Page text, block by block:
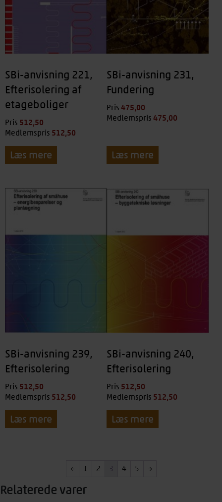
SBi-anvisning 221,
Efterisolering af
etageboliger
Pris 512,50
Medlemspris 512,50
Læs mere
SBi-anvisning 231,
Fundering
Pris475,00
Medlemspris475,00
Læs mere
SBi-anvisning 239,
Efterisolering
Pris 512,50
Medlemspris 512,50
Læs mere
SBi-anvisning 240,
Efterisolering
Pris 512,50
Medlemspris 512,50
Læs mere
← 1 2 3 4 5 →
Relaterede varer